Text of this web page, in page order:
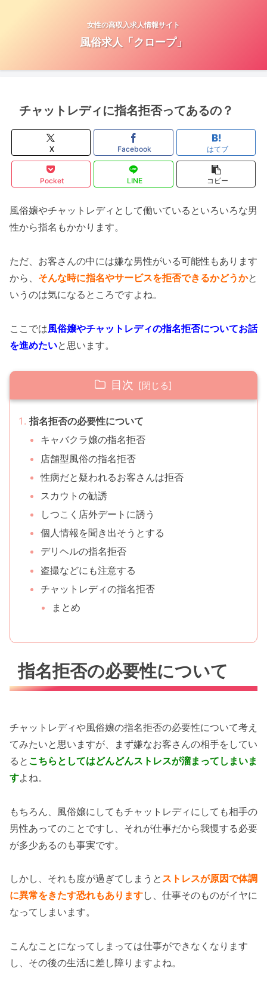
女性の高収入求人情報サイト
風俗求人「クロープ」
チャットレディに指名拒否ってあるの？
X Facebook はてブ
Pocket LINE コピー
風俗嬢やチャットレディとして働いているといろいろな男
性から指名もかかります。
ただ、お客さんの中には嫌な男性がいる可能性もあります
から、 そんな時に指名やサービスを拒否できるかどうかと
いうのは気になるところですよね。
ここでは風俗嬢やチャットレディの指名拒否についてお話
を進めたいと思います。
目次
指名拒否の必要性について
キャバクラ嬢の指名拒否
店舗型風俗の指名拒否
性病だと疑われるお客さんは拒否
スカウトの勧誘
しつこく店外デートに誘う
個人情報を聞き出そうとする
デリヘルの指名拒否
盗撮などにも注意する
チャットレディの指名拒否
まとめ
指名拒否の必要性について
チャットレディや風俗嬢の指名拒否の必要性について考え
てみたいと思いますが、まず嫌なお客さんの相手をしてい
ると こちらとしてはどんどんストレスが溜まってしまいま
すよね。
もちろん、風俗嬢にしてもチャットレディにしても相手の
男性あってのことですし、それが仕事だから我慢する必要
が多少あるのも事実です。
しかし、それも度が過ぎてしまうと ストレスが原因で体調
に異常をきたす恐れもありますし、仕事そのものがイヤに
なってしまいます。
こんなことになってしまっては仕事ができなくなります
し、その後の生活に差し障りますよね。